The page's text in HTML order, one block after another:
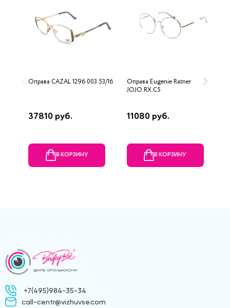
Оправа CAZAL 1296 003 53/16
37810 руб.
В КОРЗИНУ
Оправа Eugenie Ratner
JOJO.RX.C5
11080 руб.
В КОРЗИНУ
+7(495)984-35-34
call-centr@vizhuvse.com